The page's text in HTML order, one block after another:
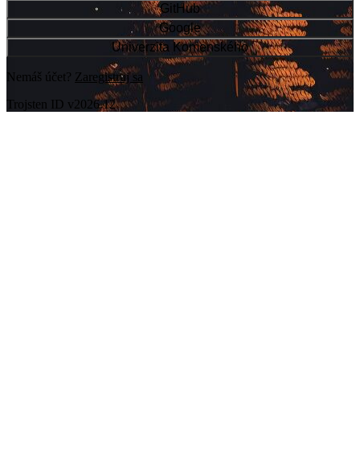
GitHub
Google
Univerzita Komenského
Nemáš účet? Zaregistruj sa
Trojsten ID v2026.12